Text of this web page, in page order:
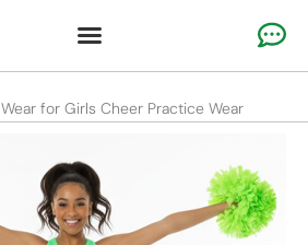
for Girls Cheer Practice Wear